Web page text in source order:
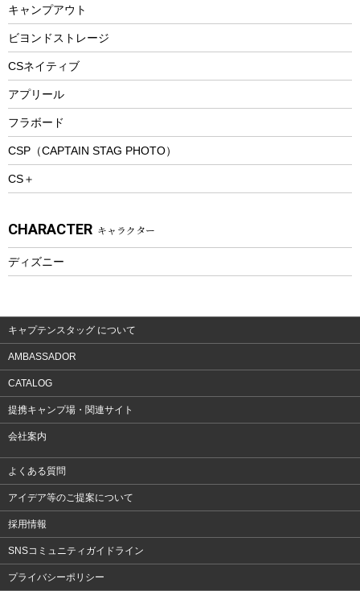
スノーシュー
防寒ウェア
トレッキング
トレッキングアクセサリー
プレイグッズ
ウェルネス
ウェア、タオル
ウェア
キャンプアウト
ビヨンドストレージ
CSネイティブ
アプリール
フラボード
CSP（CAPTAIN STAG PHOTO）
CS＋
CHARACTER キャラクター
ディズニー
キャプテンスタッグ について
AMBASSADOR
CATALOG
提携キャンプ場・関連サイト
会社案内
よくある質問
アイデア等のご提案について
採用情報
SNSコミュニティガイドライン
プライバシーポリシー